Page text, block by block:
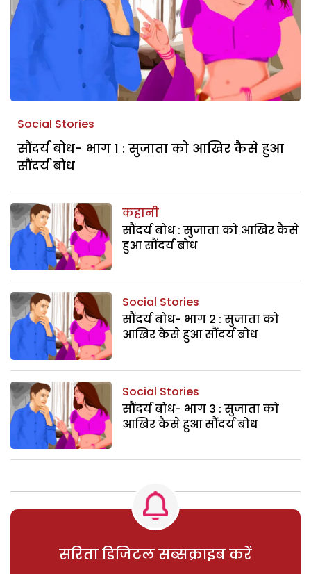
Social Stories
सौंदर्य बोध- भाग 1 : सुजाता को आखिर कैसे हुआ
सौंदर्य बोध
कहानी
सौंदर्य बोध : सुजाता को आखिर कैसे
हुआ सौंदर्य बोध
Social Stories
सौंदर्य बोध- भाग 2 : सुजाता को
आखिर कैसे हुआ सौंदर्य बोध
Social Stories
सौंदर्य बोध- भाग 3 : सुजाता को
आखिर कैसे हुआ सौंदर्य बोध
सरिता डिजिटल सब्सक्राइब करें